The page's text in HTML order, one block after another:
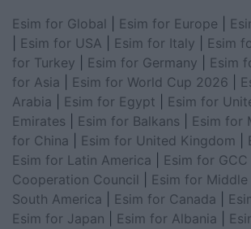
Esim for Global Esim for Europe
Esim for USA Esim for Italy Esim
for Turkey
Esim for Germany Esim
for Asia
Esim for World Cup 2026
Arabia
Esim for Egypt
Esim for
Emirates
Esim for Balkans Esim for
for China
Esim for United Kingdom
Esim for Latin America
Esim for GCC
Cooperation Council
Esim for Middle
South America
Esim for Canada
Esim for Japan
Esim for Albania